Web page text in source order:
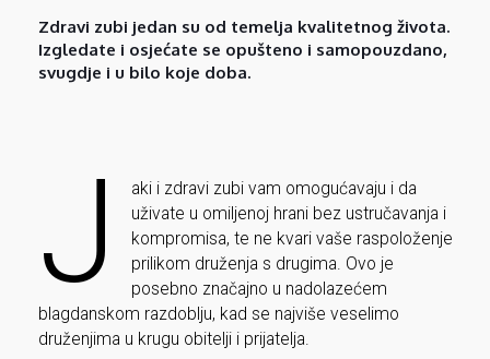
Zdravi zubi jedan su od temelja kvalitetnog života.
Izgledate i osjećate se opušteno i samopouzdano,
svugdje i u bilo koje doba.
J
aki i zdravi zubi vam omogućavaju i da
uživate u omiljenoj hrani bez ustručavanja i
kompromisa, te ne kvari vaše raspoloženje
prilikom druženja s drugima. Ovo je
posebno značajno u nadolazećem
blagdanskom razdoblju, kad se najviše veselimo
druženjima u krugu obitelji i prijatelja.